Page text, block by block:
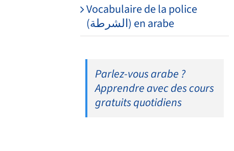
Vocabulaire de la police
(الشرطة) en arabe
Parlez-vous arabe ?
Apprendre avec des cours
gratuits quotidiens